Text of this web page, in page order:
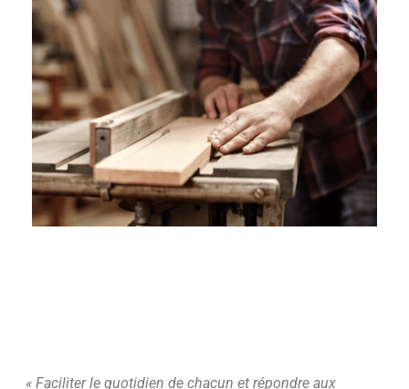
« Faciliter le quotidien de chacun et répondre aux